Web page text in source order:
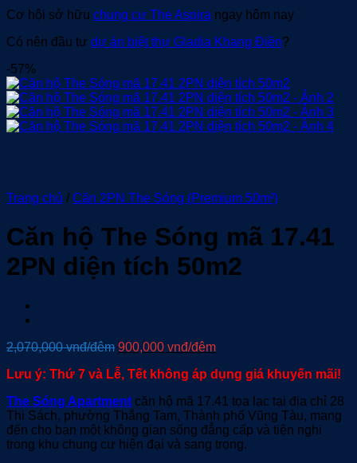
Cơ hội sở hữu chung cư The Aspira ngay hôm nay
Có nên đầu tư dự án biệt thự Gladia Khang Điền?
-57%
Trang chủ / Căn 2PN The Sóng (Premium 50m²)
Căn hộ The Sóng mã 17.41
2PN diện tích 50m2
2,070,000vnđ/đêm Giá
là:
đêm.
900,000 vnđ/đêmGiá
tại
900,000 vnđ/
đêm.
Lưu ý: Thứ 7 và Lễ, Tết không áp dụng giá khuyến mãi!
The Sóng Apartment căn hộ mã 17.41 tọa lạc tại địa chỉ 28
Thi Sách, phường Thắng Tam, Thành phố Vũng Tàu, mang
đến cho bạn một không gian sống đẳng cấp và tiện nghi
trong khu chung cư hiện đại và sang trọng.